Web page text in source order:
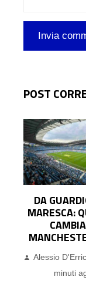
POST
BARÇA
MADRID PER
C’È